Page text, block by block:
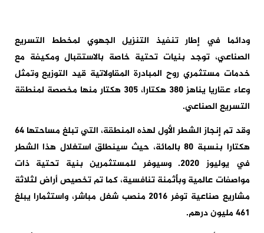
ودائما في إطار تنفيذ التنزيل الجهوي لمخطط التسريع
الصناعي، توجد بنيات تحتية خاصة بالاستقبال ومكيفة مع
خدمات مستثمري روح المبادرة المقاولاتية قيد التوزيع وتمثل
وعاء عقاريا يناهز 380 هكتارا، 305 هكتار منها مخصصة لمنطقة
التسريع الصناعي.
وقد تم إنجاز الشطر الأول لهذه المنطقة، التي تبلغ مساحتها 64
هكتارا بنسبة 80 بالمائة، حيث سينطلق استغلال هذا الشطر
في يوليوز 2020. وسيوفر للمستثمرين بنية تحتية ذات
مواصفات عالمية وبأثمنة تنافسية، كما تم تخصيص أراض لثلاثة
مشاريع صناعية توفر 2016 منصب شغل مباشر، واستثمارا يبلغ
461 مليون درهم.